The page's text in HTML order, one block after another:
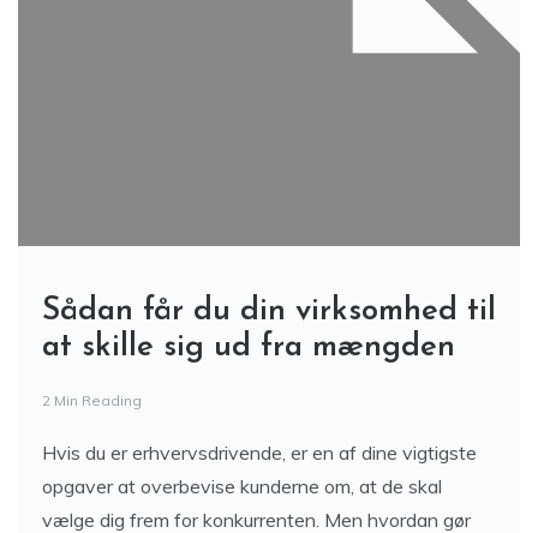
Sådan får du din virksomhed til
at skille sig ud fra mængden
2 Min Reading
Hvis du er erhvervsdrivende, er en af dine vigtigste
opgaver at overbevise kunderne om, at de skal
vælge dig frem for konkurrenten. Men hvordan gør